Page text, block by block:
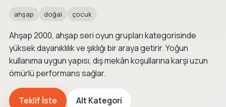
ahşap doğal çocuk
Ahşap 2000, ahşap seri oyun grupları kategorisinde
yüksek dayanıklılık ve şıklığı bir araya getirir. Yoğun
kullanıma uygun yapısı, dış mekân koşullarına karşı uzun
ömürlü performans sağlar.
Teklif İste Alt Kategori